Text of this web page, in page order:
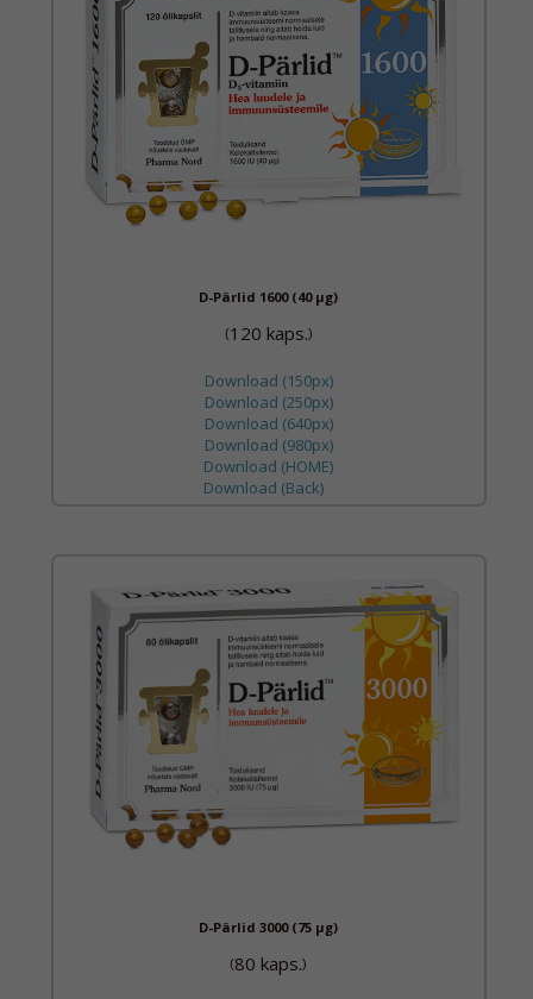
D-Pärlid 1600 (40 µg)
(120 kaps.)
Download (150px)
Download (250px)
Download (640px)
Download (980px)
Download (HOME)
Download (Back)
D-Pärlid 3000 (75 µg)
(80 kaps.)